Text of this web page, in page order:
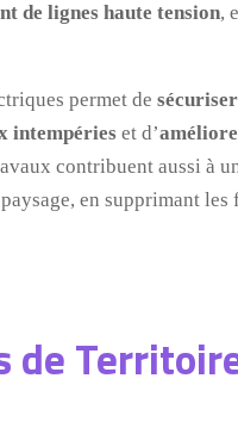
de lignes haute tension,
permet de
intempéries et d’
contribuent aussi à
en supprimant les
de